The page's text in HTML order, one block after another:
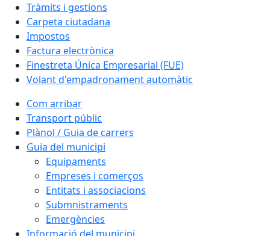
Tràmits i gestions
Carpeta ciutadana
Impostos
Factura electrònica
Finestreta Única Empresarial (FUE)
Volant d'empadronament automàtic
Com arribar
Transport públic
Plànol / Guia de carrers
Guia del municipi
Equipaments
Empreses i comerços
Entitats i associacions
Submnistraments
Emergències